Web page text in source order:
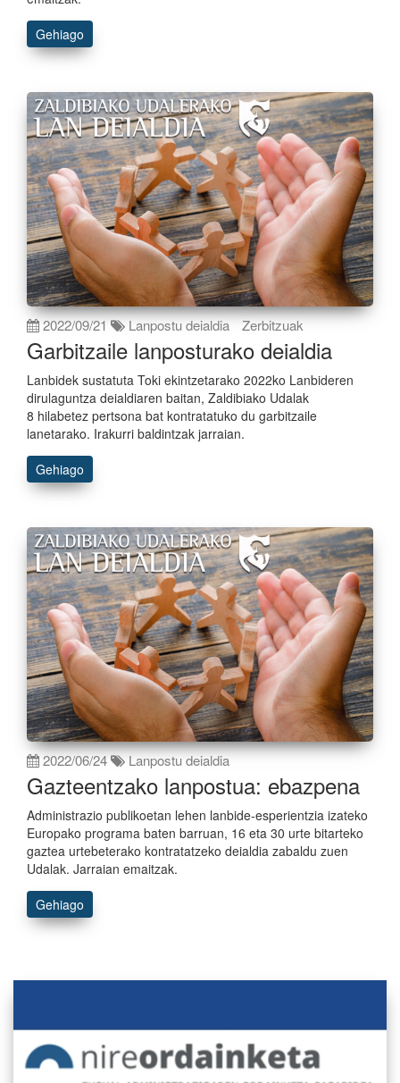
Gehiago
2022/09/21 Lanpostu deialdia Zerbitzuak
Garbitzaile lanposturako deialdia
Lanbidek sustatuta Toki ekintzetarako 2022ko Lanbideren
dirulaguntza deialdiaren baitan, Zaldibiako Udalak
8 hilabetez pertsona bat kontratatuko du garbitzaile
lanetarako. Irakurri baldintzak jarraian.
Gehiago
2022/06/24 Lanpostu deialdia
Gazteentzako lanpostua: ebazpena
Administrazio publikoetan lehen lanbide-esperientzia izateko
Europako programa baten barruan, 16 eta 30 urte bitarteko
gaztea urtebeterako kontratatzeko deialdia zabaldu zuen
Udalak. Jarraian emaitzak.
Gehiago